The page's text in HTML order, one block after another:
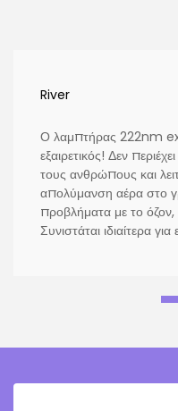
River
Ο λαμπτήρας 222nm
εξαιρετικός! Δεν
τους ανθρώπους και
απολύμανση αέρα στο
προβλήματα με το
Συνιστάται ιδιαίτερα